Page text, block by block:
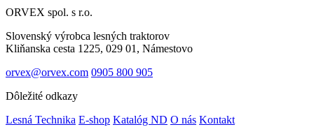
ORVEX spol. s r.o.
Slovenský výrobca lesných traktorov
Kliňanska cesta 1225, 029 01, Námestovo
orvex@orvex.com 0905 800 905
Dôležité odkazy
Lesná Technika E-shop Katalóg ND O nás Kontakt